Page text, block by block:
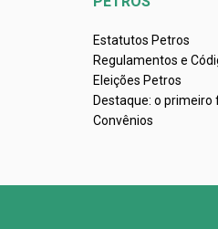
Estatutos Petros
Regulamentos e
Eleições Petros
Destaque: o
Convênios